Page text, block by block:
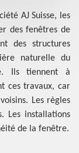
AJ Suisse, les
des fenêtres de
des structures
naturelle du
Ils tiennent à
ces travaux, car
Les règles
Les installations
de la fenêtre.